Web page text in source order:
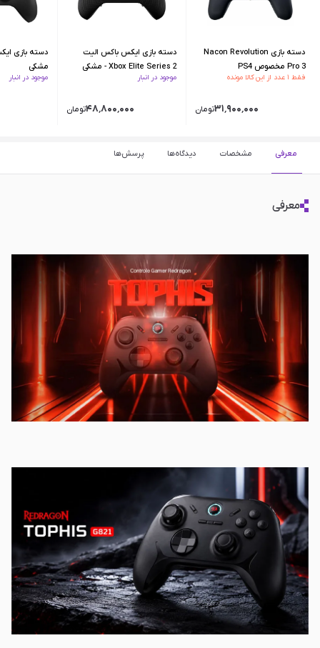
دسته بازی Nacon Revolution
Pro 3 مخصوص PS4
فقط ۱ عدد از این کالا مونده
۳۱٬۹۰۰٬۰۰۰تومان
دسته بازی ایکس باکس الیت
Xbox Elite Series 2 - مشکی
موجود در انبار
۴۸٬۸۰۰٬۰۰۰تومان
مشکی
موجود در انبار
معرفی مشخصات دیدگاه‌ها پرسش‌ها
معرفی